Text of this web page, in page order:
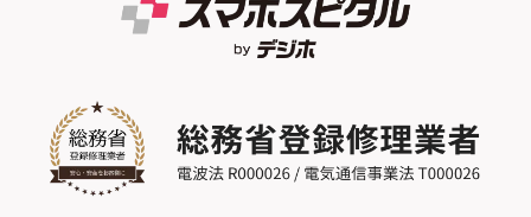
スマホスピタル船橋FACE
スマホスピタル 佐倉
スマホスピタル テルル松戸五香
スマホスピタル ゲオデジタルベース名古屋
スマホスピタル知多
スマホスピタル平和が丘
スマホスピタル江坂
スマホスピタルビオルネ枚方
スマホスピタル住道オペラパーク
スマホスピタル沖縄美里